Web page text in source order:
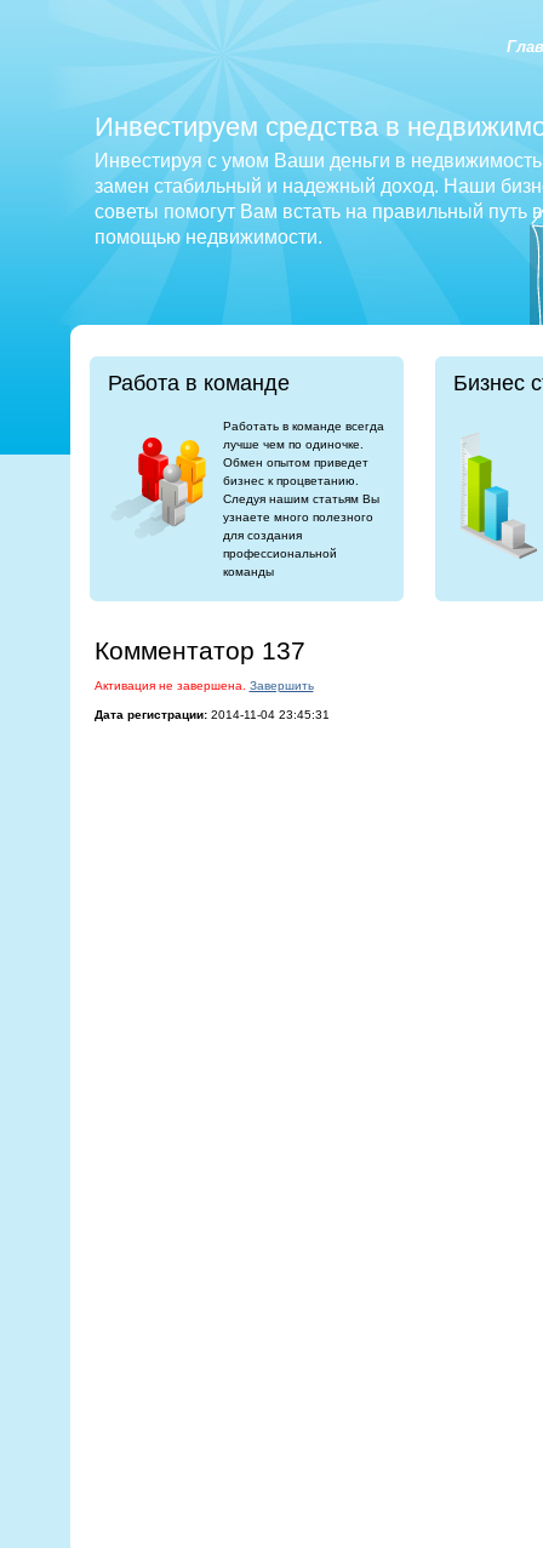
Инвестируем средства в
Инвестируя с умом Ваши деньги в
замен стабильный и надежный доход. Наши
советы помогут Вам встать на правильный путь
помощью недвижимости.
Работа в команде
Работать в команде всегда
лучше чем по одиночке.
Обмен опытом приведет
бизнес к процветанию.
Следуя нашим статьям Вы
узнаете много полезного
для создания
профессиональной
команды
Бизнес
Комментатор 137
Активация не завершена. Завершить
Дата регистрации:2014-11-04 23:45:31